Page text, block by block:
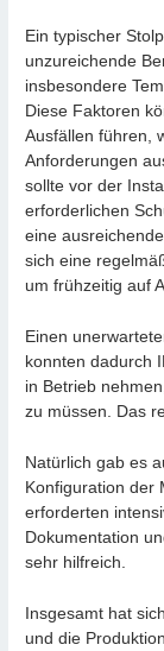
Ein typischer
unzureichende
insbesondere
Diese Faktoren
Ausfällen führen,
Anforderungen
sollte vor der
erforderlichen
eine
sich eine
um frühzeitig auf
Einen
konnten dadurch
in Betrieb
zu müssen. Das
Natürlich gab es
Konfiguration der
erforderten
Dokumentation
sehr hilfreich.
Insgesamt hat
und die